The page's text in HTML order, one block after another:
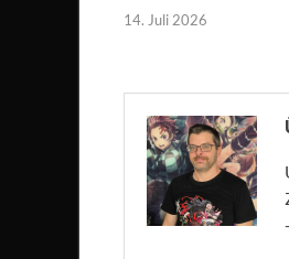
14. Juli 2026